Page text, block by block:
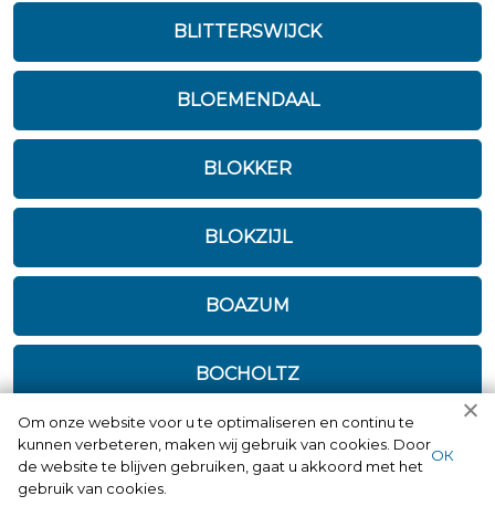
BLITTERSWIJCK
BLOEMENDAAL
BLOKKER
BLOKZIJL
BOAZUM
BOCHOLTZ
BODEGRAVEN
Om onze website voor u te optimaliseren en continu te
kunnen verbeteren, maken wij gebruik van cookies. Door
de website te blijven gebruiken, gaat u akkoord met het
gebruik van cookies.
ОК